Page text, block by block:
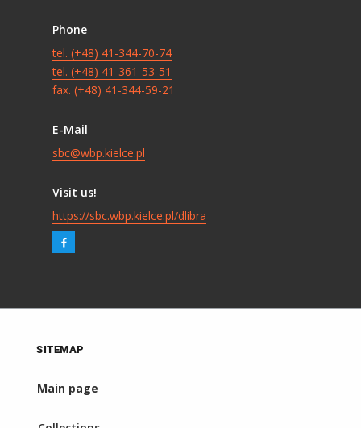
Phone
tel. (+48) 41-344-70-74
tel. (+48) 41-361-53-51
fax. (+48) 41-344-59-21
E-Mail
sbc@wbp.kielce.pl
Visit us!
https://sbc.wbp.kielce.pl/dlibra
SITEMAP
Main page